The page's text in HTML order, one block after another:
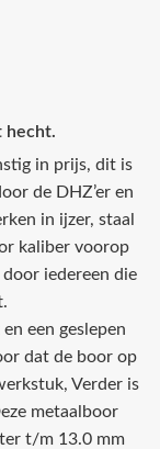
hecht.
in prijs, dit is
de DHZ’er en
in ijzer, staal
kaliber voorop
iedereen die
een geslepen
dat de boor op
Verder is
metaalboor
t/m 13.0 mm